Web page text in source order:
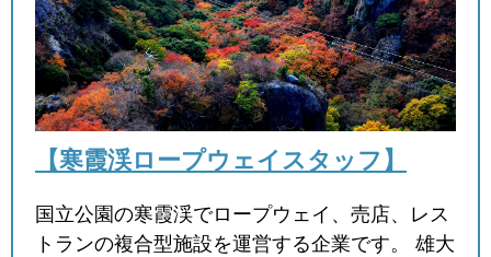
【寒霞渓ロープウェイスタッフ】
国立公園の寒霞渓でロープウェイ、売店、レス
トランの複合型施設を運営する企業です。 雄大